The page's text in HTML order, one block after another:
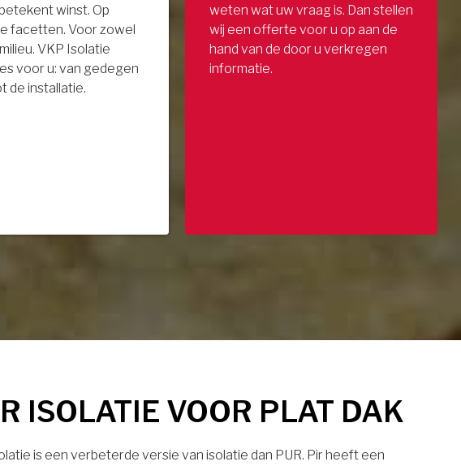
winst. Op
facetten. Voor zowel
VKP Isolatie
voor u: van gedegen
de installatie.
weten wat uw vraag is. Dan stellen
wij een offerte voor u op aan de
hand van de door u verkregen
informatie.
ISOLATIE VOOR PLAT DAK
is een verbeterde versie van isolatie dan PUR. Pir heeft een